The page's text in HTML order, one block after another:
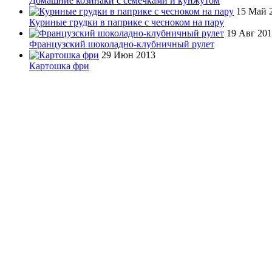
15 Май
Куриные грудки в паприке с чесноком на пару
19 Авг
Французский шоколадно-клубничный рулет
29 Июн 2013
Картошка фри